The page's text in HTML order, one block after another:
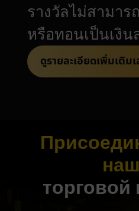
รางวัลไม่สามา
หรือทอนเป็นเงิ
ดูรายละเอียดเพิ่มเติม
торговой